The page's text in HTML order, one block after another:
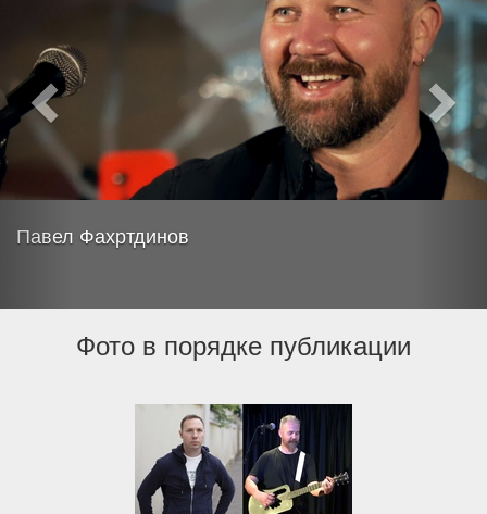
Павел Фахртдинов
Фото в порядке публикации